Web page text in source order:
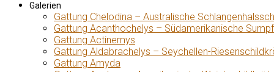
Galerien
Gattung Chelodina – Australische
Gattung Acanthochelys – Südamerikanische
Gattung Actinemys
Gattung Aldabrachelys – Seychellen-
Gattung Amyda